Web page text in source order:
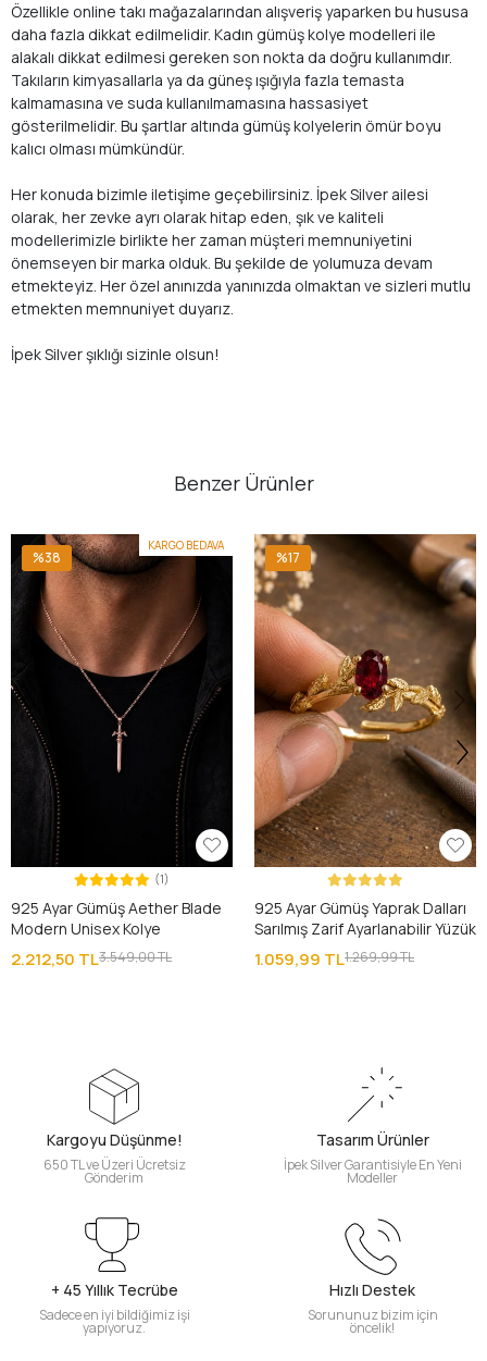
Özellikle online takı mağazalarından alışveriş yaparken bu hususa
daha fazla dikkat edilmelidir. Kadın gümüş kolye modelleri ile
alakalı dikkat edilmesi gereken son nokta da doğru kullanımdır.
Takıların kimyasallarla ya da güneş ışığıyla fazla temasta
kalmamasına ve suda kullanılmamasına hassasiyet
gösterilmelidir. Bu şartlar altında gümüş kolyelerin ömür boyu
kalıcı olması mümkündür.
Her konuda bizimle iletişime geçebilirsiniz. İpek Silver ailesi
olarak, her zevke ayrı olarak hitap eden, şık ve kaliteli
modellerimizle birlikte her zaman müşteri memnuniyetini
önemseyen bir marka olduk. Bu şekilde de yolumuza devam
etmekteyiz. Her özel anınızda yanınızda olmaktan ve sizleri mutlu
etmekten memnuniyet duyarız.
İpek Silver şıklığı sizinle olsun!
Benzer Ürünler
KARGO BEDAVA
%38
(1)
925 Ayar Gümüş Aether Blade
Modern Unisex Kolye
2.212,50 TL3.549,00 TL
%17
925 Ayar Gümüş Yaprak Dalları
Sarılmış Zarif Ayarlanabilir Yüzük
1.059,99 TL1.269,99 TL
Kargoyu Düşünme!
650 TL ve Üzeri Ücretsiz
Gönderim
Tasarım Ürünler
İpek Silver Garantisiyle En Yeni
Modeller
+ 45 Yıllık Tecrübe
Sadece en iyi bildiğimiz işi
yapıyoruz.
Hızlı Destek
Sorununuz bizim için
öncelik!